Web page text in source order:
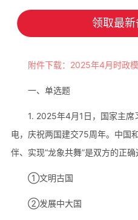
领取最
附件下载：2025年4月时政
一、单选题
1. 2025年4月1日，国家主席
电，庆祝两国建交75周年。中国
伴、实现“龙象共舞”是双方的正确
①文明古国
②发展中大国